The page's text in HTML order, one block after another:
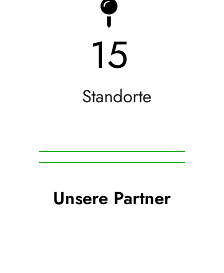
15
Standorte
Unsere Partner